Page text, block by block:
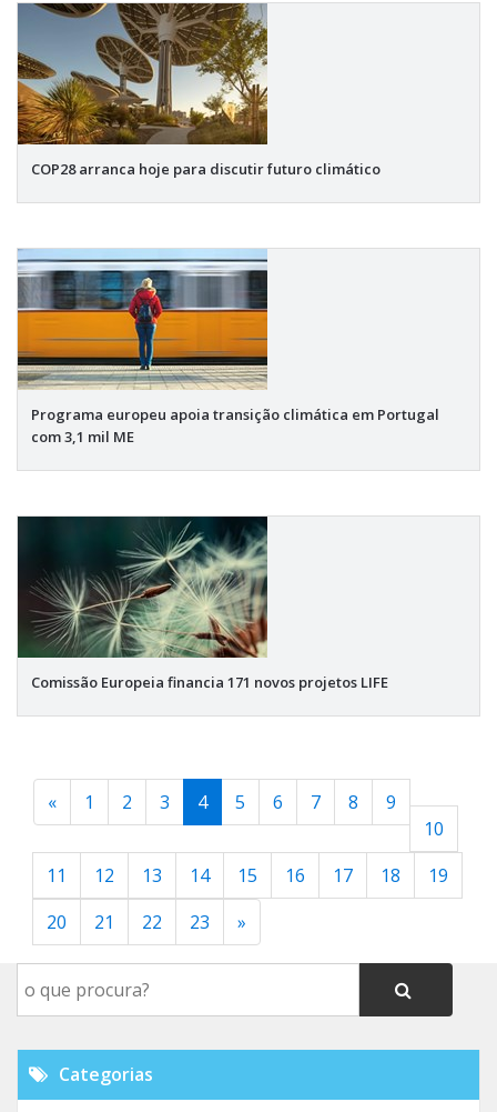
COP28 arranca hoje para discutir futuro climático
Programa europeu apoia transição climática em Portugal
com 3,1 mil ME
Comissão Europeia financia 171 novos projetos LIFE
« 1 2 3 4 5 6 7 8
9
10
11
12 13 14 15 16 17 18
19
20
21 22 23 »
Categorias